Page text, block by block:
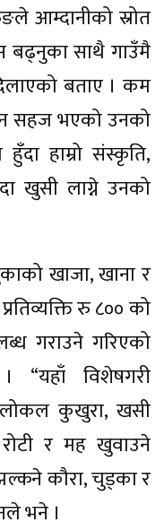
आम्दानीको स्रोत
बढ्नुका साथै गाउँमै
बताए । कम
सहज भएको उनको
हाम्रो संस्कृति,
खुसी लाग्ने उनको
खाजा, खाना र
रु ८०० को
गराउने गरिएको
“यहाँ विशेषगरी
लोकल कुखुरा, खसी
र मह खुवाउने
कौरा, चुड्का र
भने ।